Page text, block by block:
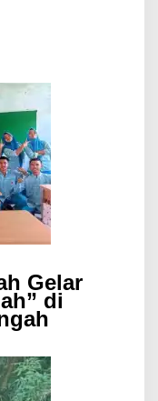
Gelar
di